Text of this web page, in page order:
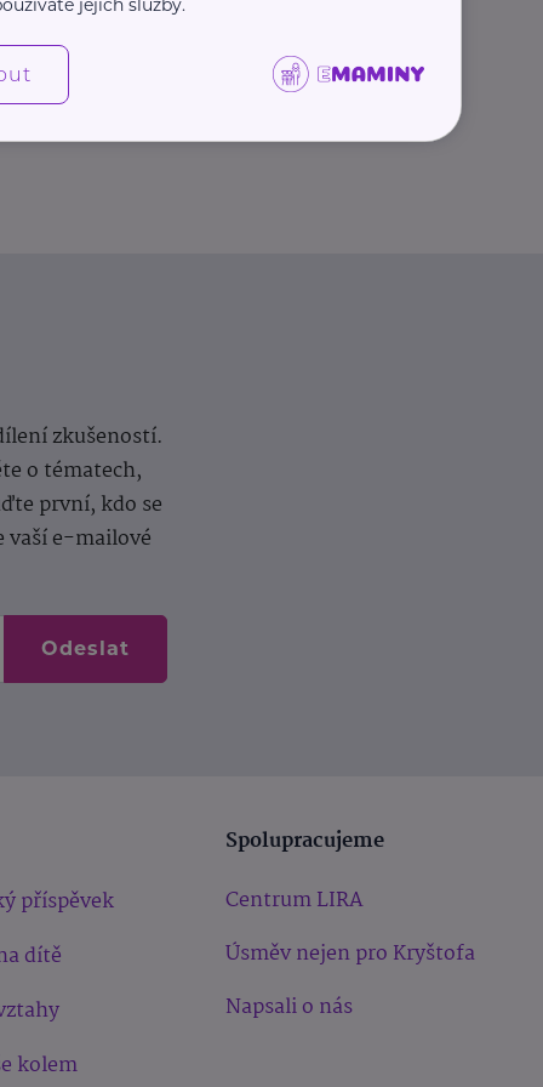
zkušeností.
o tématech,
první, kdo se
vaší e-mailové
Odeslat
příspěvek
dítě
kolem
Spolupracujeme
Centrum LIRA
Úsměv nejen pro Kryštofa
Napsali o nás